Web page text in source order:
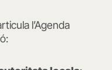
l’Agenda